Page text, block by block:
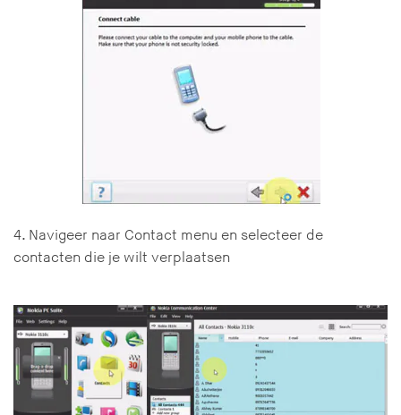
4. Navigeer naar Contact menu en selecteer de
contacten die je wilt verplaatsen